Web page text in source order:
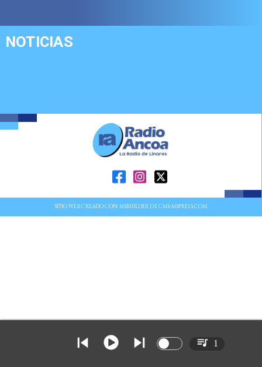
NOTICIAS
SITIO WEB CREADO CON MSBUILDER DE CMS-MSPRESS.COM
1